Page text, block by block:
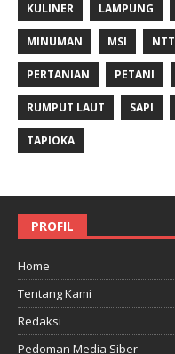
KULINER LAMPUNG
MINUMAN MSI NTT
PERTANIAN PETANI
RUMPUT LAUT SAPI
TAPIOKA
PROFIL
Home
Tentang Kami
Redaksi
Pedoman Media Siber